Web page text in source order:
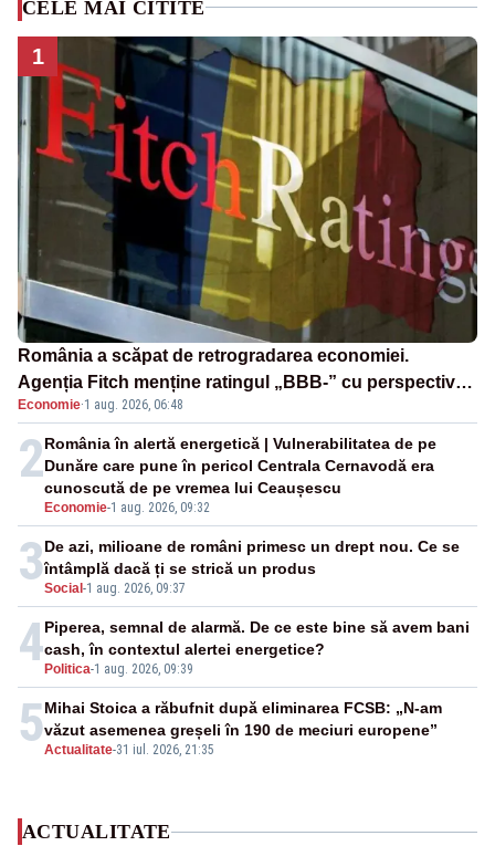
CELE MAI CITITE
1
România a scăpat de retrogradarea economiei.
Agenția Fitch menține ratingul „BBB-” cu perspectivă
negativă
Economie·1 aug. 2026, 06:48
2
Economie-1 aug. 2026, 09:32
România în alertă energetică | Vulnerabilitatea de pe
Dunăre care pune în pericol Centrala Cernavodă era
cunoscută de pe vremea lui Ceaușescu
3Social -1 aug. 2026, 09:37
De azi, milioane de români primesc un drept nou. Ce se
întâmplă dacă ți se strică un produs
4 Politica-1 aug. 2026, 09:39
Piperea, semnal de alarmă. De ce este bine să avem bani
cash, în contextul alertei energetice?
5Actualitate-31 iul. 2026, 21:35
Mihai Stoica a răbufnit după eliminarea FCSB: „N-am
văzut asemenea greșeli în 190 de meciuri europene”
ACTUALITATE